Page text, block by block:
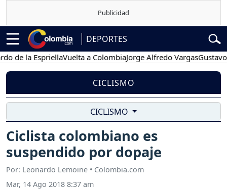
DEPORTES
la EspriellaVuelta a ColombiaJorge Alfredo VargasGustavo
CICLISMO
CICLISMO
Ciclista colombiano es
suspendido por dopaje
Por: Leonardo Lemoine • Colombia.com
Mar, 14 Ago 2018 8:37 am